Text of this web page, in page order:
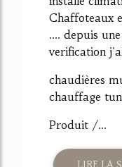
Chaffoteaux
.... depuis
verification
chaudières
chauffage
Produit /...